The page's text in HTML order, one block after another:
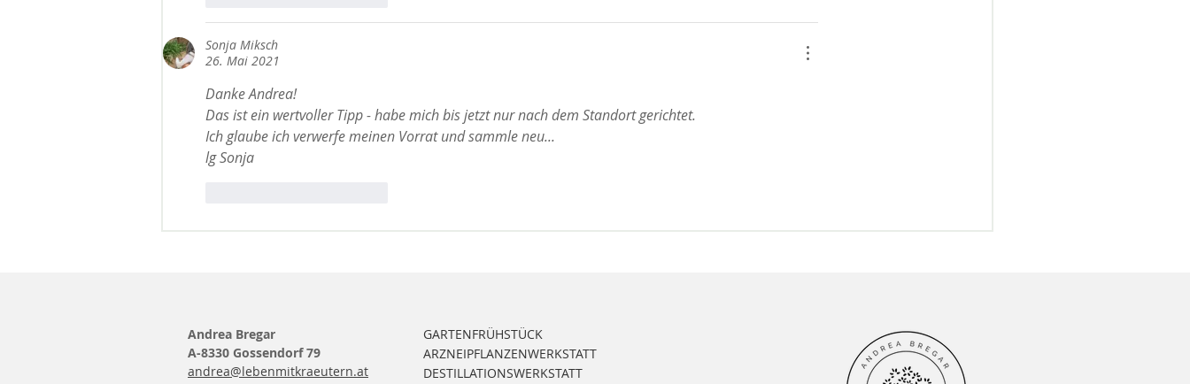
Sonja Miksch
26. Mai 2021
Danke Andrea!
Das ist ein wertvoller Tipp - habe mich bis jetzt nur nach dem Standort gerichtet.
Ich glaube ich verwerfe meinen Vorrat und sammle neu...
lg Sonja
Andrea Bregar
A-8330 Gossendorf 79
andrea@lebenmitkraeutern.at
GARTENFRÜHSTÜCK
ARZNEIPFLANZENWERKSTATT
DESTILLATIONSWERKSTATT